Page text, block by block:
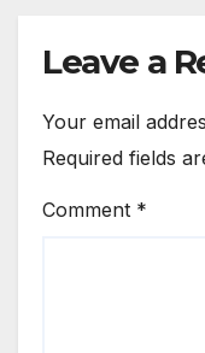
Leave a
Your email
Required fields
Comment *